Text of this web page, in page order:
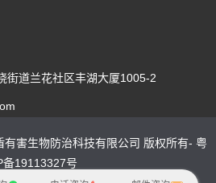
街道兰花社区丰湖大厦1005-2
害生物防治科技有限公司 版权所有- 粤
备19113327号